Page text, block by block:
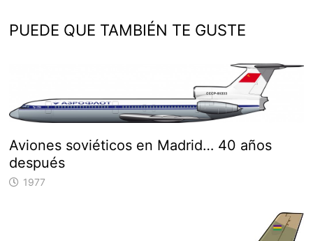
PUEDE QUE TAMBIÉN TE GUSTE
Aviones soviéticos en Madrid… 40 años
después
1977